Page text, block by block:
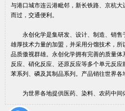
与港口城市连云港毗邻，新长铁路、京杭
而过，交通便利。
永创化学是集研发、设计、制造、销售
雄厚技术力量的加盟，并采用分馏技术，
品质傲视群雄。永创化学拥有完善的质量
反应、硝化反应、还原反应等多个单元反
苯系列、磷及其制品系列。产品销往世界各
为世界各地提供医药、染料、农药中间